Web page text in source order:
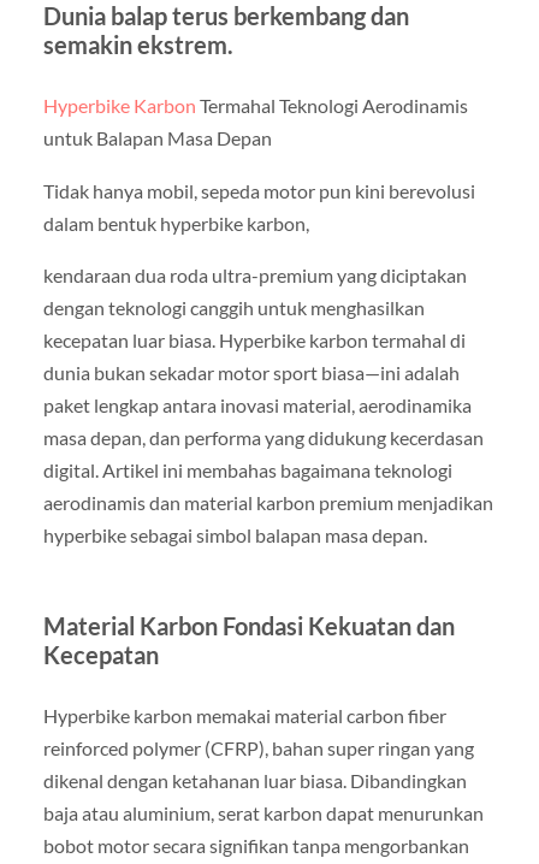
Dunia balap terus berkembang dan
semakin ekstrem.
Hyperbike Karbon Termahal Teknologi Aerodinamis
untuk Balapan Masa Depan
Tidak hanya mobil, sepeda motor pun kini berevolusi
dalam bentuk hyperbike karbon,
kendaraan dua roda ultra-premium yang diciptakan
dengan teknologi canggih untuk menghasilkan
kecepatan luar biasa. Hyperbike karbon termahal di
dunia bukan sekadar motor sport biasa—ini adalah
paket lengkap antara inovasi material, aerodinamika
masa depan, dan performa yang didukung kecerdasan
digital. Artikel ini membahas bagaimana teknologi
aerodinamis dan material karbon premium menjadikan
hyperbike sebagai simbol balapan masa depan.
Material Karbon Fondasi Kekuatan dan
Kecepatan
Hyperbike karbon memakai material carbon fiber
reinforced polymer (CFRP), bahan super ringan yang
dikenal dengan ketahanan luar biasa. Dibandingkan
baja atau aluminium, serat karbon dapat menurunkan
bobot motor secara signifikan tanpa mengorbankan